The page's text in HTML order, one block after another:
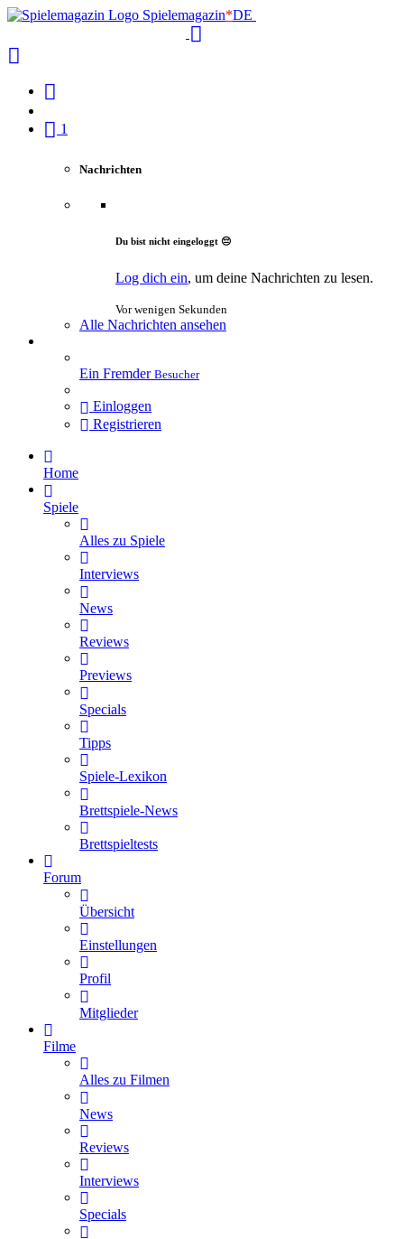
Spielemagazin*DE
1
Nachrichten
Du bist nicht eingeloggt 😔
Log dich ein, um deine Nachrichten zu lesen.
Vor wenigen Sekunden
Alle Nachrichten ansehen
Ein Fremder Besucher
Einloggen
Registrieren
Home
Spiele
Alles zu Spiele
Interviews
News
Reviews
Previews
Specials
Tipps
Spiele-Lexikon
Brettspiele-News
Brettspieltests
Forum
Übersicht
Einstellungen
Profil
Mitglieder
Filme
Alles zu Filmen
News
Reviews
Interviews
Specials